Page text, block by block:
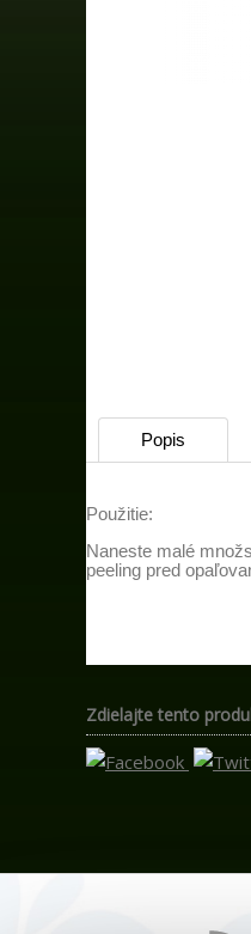
Popis
Použitie:
Naneste malé
peeling pred
Zdielajte tento